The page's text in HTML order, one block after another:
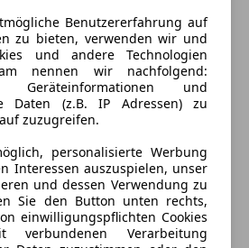
Benutzererfahrung auf
zu bieten, verwenden wir und
und andere Technologien
nennen wir nachfolgend:
Geräteinformationen und
Daten (z.B. IP Adressen) zu
zuzugreifen.
personalisierte Werbung
Interessen auszuspielen, unser
und dessen Verwendung zu
Sie den Button unten rechts,
einwilligungspflichten Cookies
Verarbeitung